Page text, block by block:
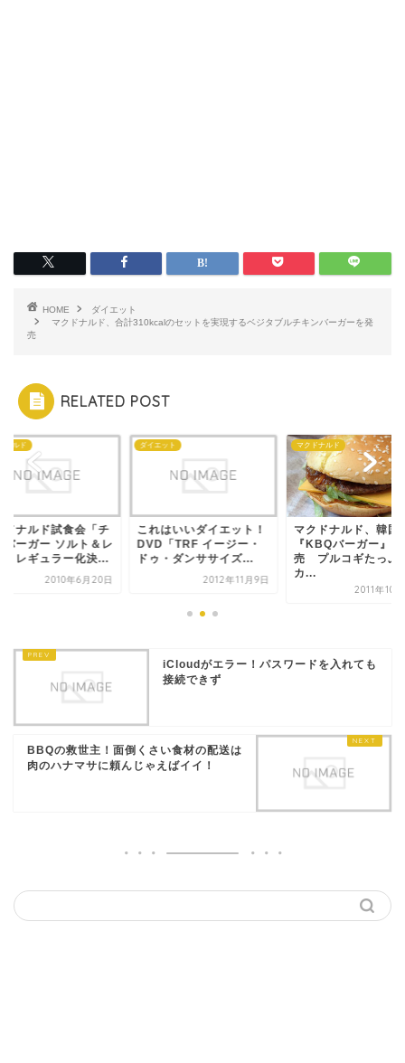
HOME
ダイエット
マクドナルド、合計310kcalのセットを実現するベジタブルチキンバーガーを発
売
RELATED POST
ナルド
ドナルド試食会「チ
バーガー ソルト＆レ
」レギュラー化決...
2010年6月20日
ダイエット
これはいいダイエット！
DVD「TRF イージー・
ドゥ・ダンササイズ...
2012年11月9日
マクドナルド
マクドナルド、韓国
『KBQバーガー』を
売 プルコギたっぷ
カ...
2011年10
iCloudがエラー！パスワードを入れても
接続できず
BBQの救世主！面倒くさい食材の配送は
肉のハナマサに頼んじゃえばイイ！